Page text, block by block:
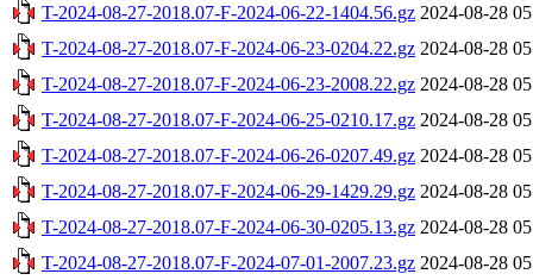
T-2024-08-27-2018.07-F-2024-06-22-1404.56.gz 2024-08-28
T-2024-08-27-2018.07-F-2024-06-23-0204.22.gz 2024-08-28
T-2024-08-27-2018.07-F-2024-06-23-2008.22.gz 2024-08-28
T-2024-08-27-2018.07-F-2024-06-25-0210.17.gz 2024-08-28
T-2024-08-27-2018.07-F-2024-06-26-0207.49.gz 2024-08-28
T-2024-08-27-2018.07-F-2024-06-29-1429.29.gz 2024-08-28
T-2024-08-27-2018.07-F-2024-06-30-0205.13.gz 2024-08-28
T-2024-08-27-2018.07-F-2024-07-01-2007.23.gz 2024-08-28